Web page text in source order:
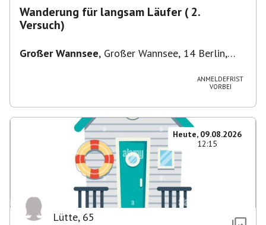
Wanderung für langsam Läufer ( 2.
Versuch)
Großer Wannsee, Großer Wannsee, 14 Berlin,
ANMELDEFRIST
VORBEI
Heute, 09.08.2026
12:15
Lütte, 65